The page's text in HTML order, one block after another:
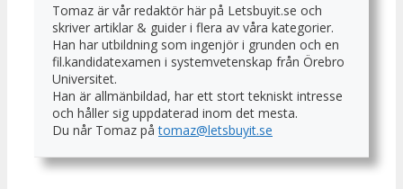
Tomaz är vår redaktör här på Letsbuyit.se och
skriver artiklar & guider i flera av våra kategorier.
Han har utbildning som ingenjör i grunden och en
fil.kandidatexamen i systemvetenskap från Örebro
Universitet.
Han är allmänbildad, har ett stort tekniskt intresse
och håller sig uppdaterad inom det mesta.
Du når Tomaz påtomaz@letsbuyit.se